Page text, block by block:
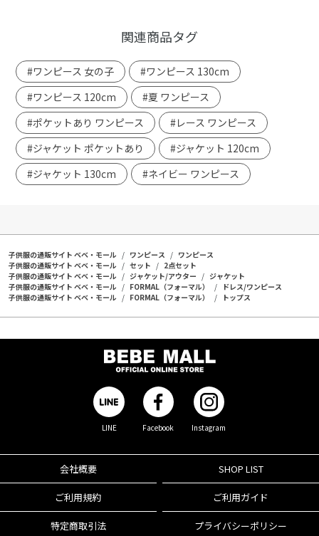
関連商品タグ
#ワンピース 女の子
#ワンピース 130cm
#ワンピース 120cm
#夏 ワンピース
#ポケットあり ワンピース
#レース ワンピース
#ジャケット ポケットあり
#ジャケット 120cm
#ジャケット 130cm
#ネイビー ワンピース
子供服の通販サイト ベベ・モール ワンピース
ワンピース
子供服の通販サイト ベベ・モール
セット
2点セット
子供服の通販サイト ベベ・モール
ジャケット/アウター
ジャケット
子供服の通販サイト ベベ・モール
FORMAL（フォーマル）
ドレス/ワンピース
子供服の通販サイト ベベ・モール
FORMAL（フォーマル） トップス
LINE Facebook Instagram
会社概要 SHOP LIST
ご利用規約 ご利用ガイド
特定商取引法 プライバシーポリシー